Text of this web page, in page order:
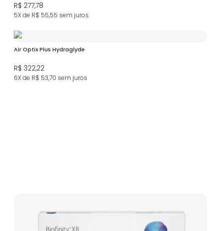
R$ 277,78
5X de R$ 55,55 sem juros
Air Optix Plus Hydraglyde
R$ 322,22
6X de R$ 53,70 sem juros